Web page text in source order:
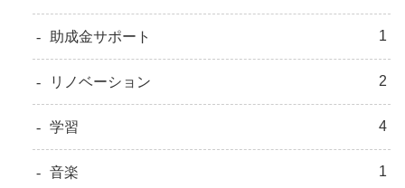
助成金サポート 1
リノベーション 2
学習 4
音楽 1